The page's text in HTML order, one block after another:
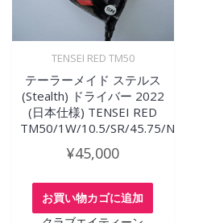
TENSEI RED TM50
テーラーメイド ステルス
(Stealth) ドライバー 2022
(日本仕様) TENSEI RED
TM50/1W/10.5/SR/45.75/N
¥45,000
お買い物カゴに追加